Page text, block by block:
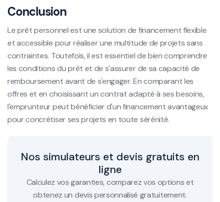
Conclusion
Le prêt personnel est une solution de financement flexible
et accessible pour réaliser une multitude de projets sans
contraintes. Toutefois, il est essentiel de bien comprendre
les conditions du prêt et de s'assurer de sa capacité de
remboursement avant de s'engager. En comparant les
offres et en choisissant un contrat adapté à ses besoins,
l'emprunteur peut bénéficier d'un financement avantageux
pour concrétiser ses projets en toute sérénité.
Nos simulateurs et devis gratuits en
ligne
Calculez vos garanties, comparez vos options et
obtenez un devis personnalisé gratuitement.